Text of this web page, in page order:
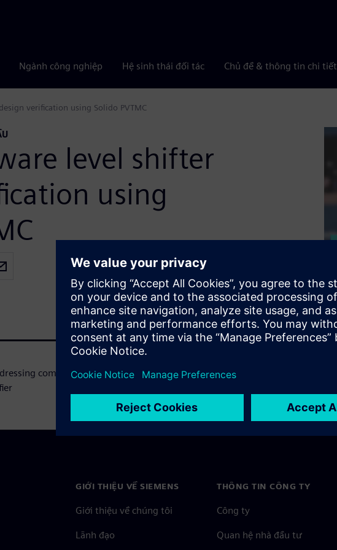
Ngành công nghiệp Hệ sinh thái đối tác Chủ đề & thông tin chi tiết
verification using Solido PVTMC
level shifter
using
complexities of level shifter design verification
GIỚI THIỆU VỀ SIEMENS
Giới thiệu về chúng tôi
Lãnh đạo
THÔNG TIN CÔNG TY
Công ty
Quan hệ nhà đầu tư